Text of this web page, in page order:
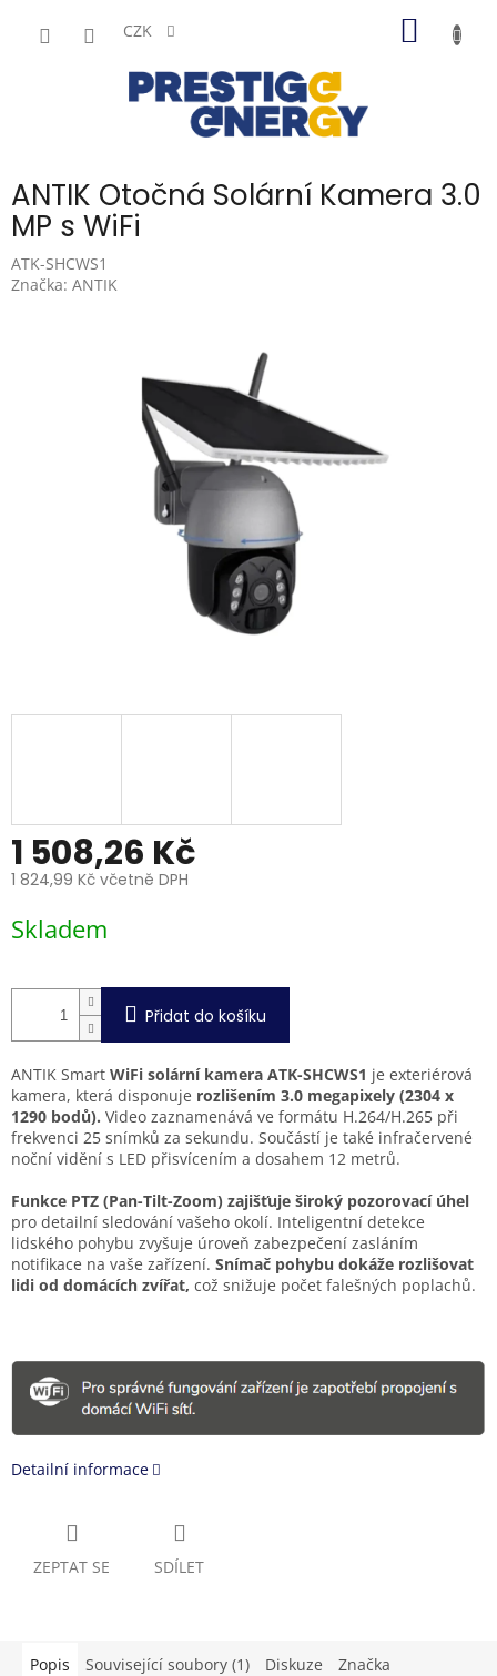
CZK
ANTIK Otočná Solární Kamera 3.0
MP s WiFi
ATK-SHCWS1
Značka: ANTIK
1 508,26 Kč
1 824,99 Kč včetně DPH
cena:
Skladem
Přidat do košíku
ANTIK Smart WiFi solární kamera ATK-SHCWS1 je exteriérová
kamera, která disponuje rozlišením 3.0 megapixely (2304 x
1290 bodů). Video zaznamenává ve formátu H.264/H.265 při
frekvenci 25 snímků za sekundu. Součástí je také infračervené
noční vidění s LED přisvícením a dosahem 12 metrů.
Funkce PTZ (Pan-Tilt-Zoom) zajišťuje široký pozorovací úhel
pro detailní sledování vašeho okolí. Inteligentní detekce
lidského pohybu zvyšuje úroveň zabezpečení zasláním
notifikace na vaše zařízení. Snímač pohybu dokáže rozlišovat
lidi od domácích zvířat, což snižuje počet falešných poplachů.
Detailní informace
ZEPTAT SE SDÍLET
Popis Související soubory (1) Diskuze Značka